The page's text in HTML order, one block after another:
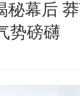
秘幕后
势磅礴